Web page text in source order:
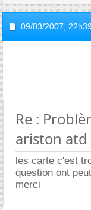
09/03/2007,
Re :
ariston atd
les carte c'est
question ont
merci